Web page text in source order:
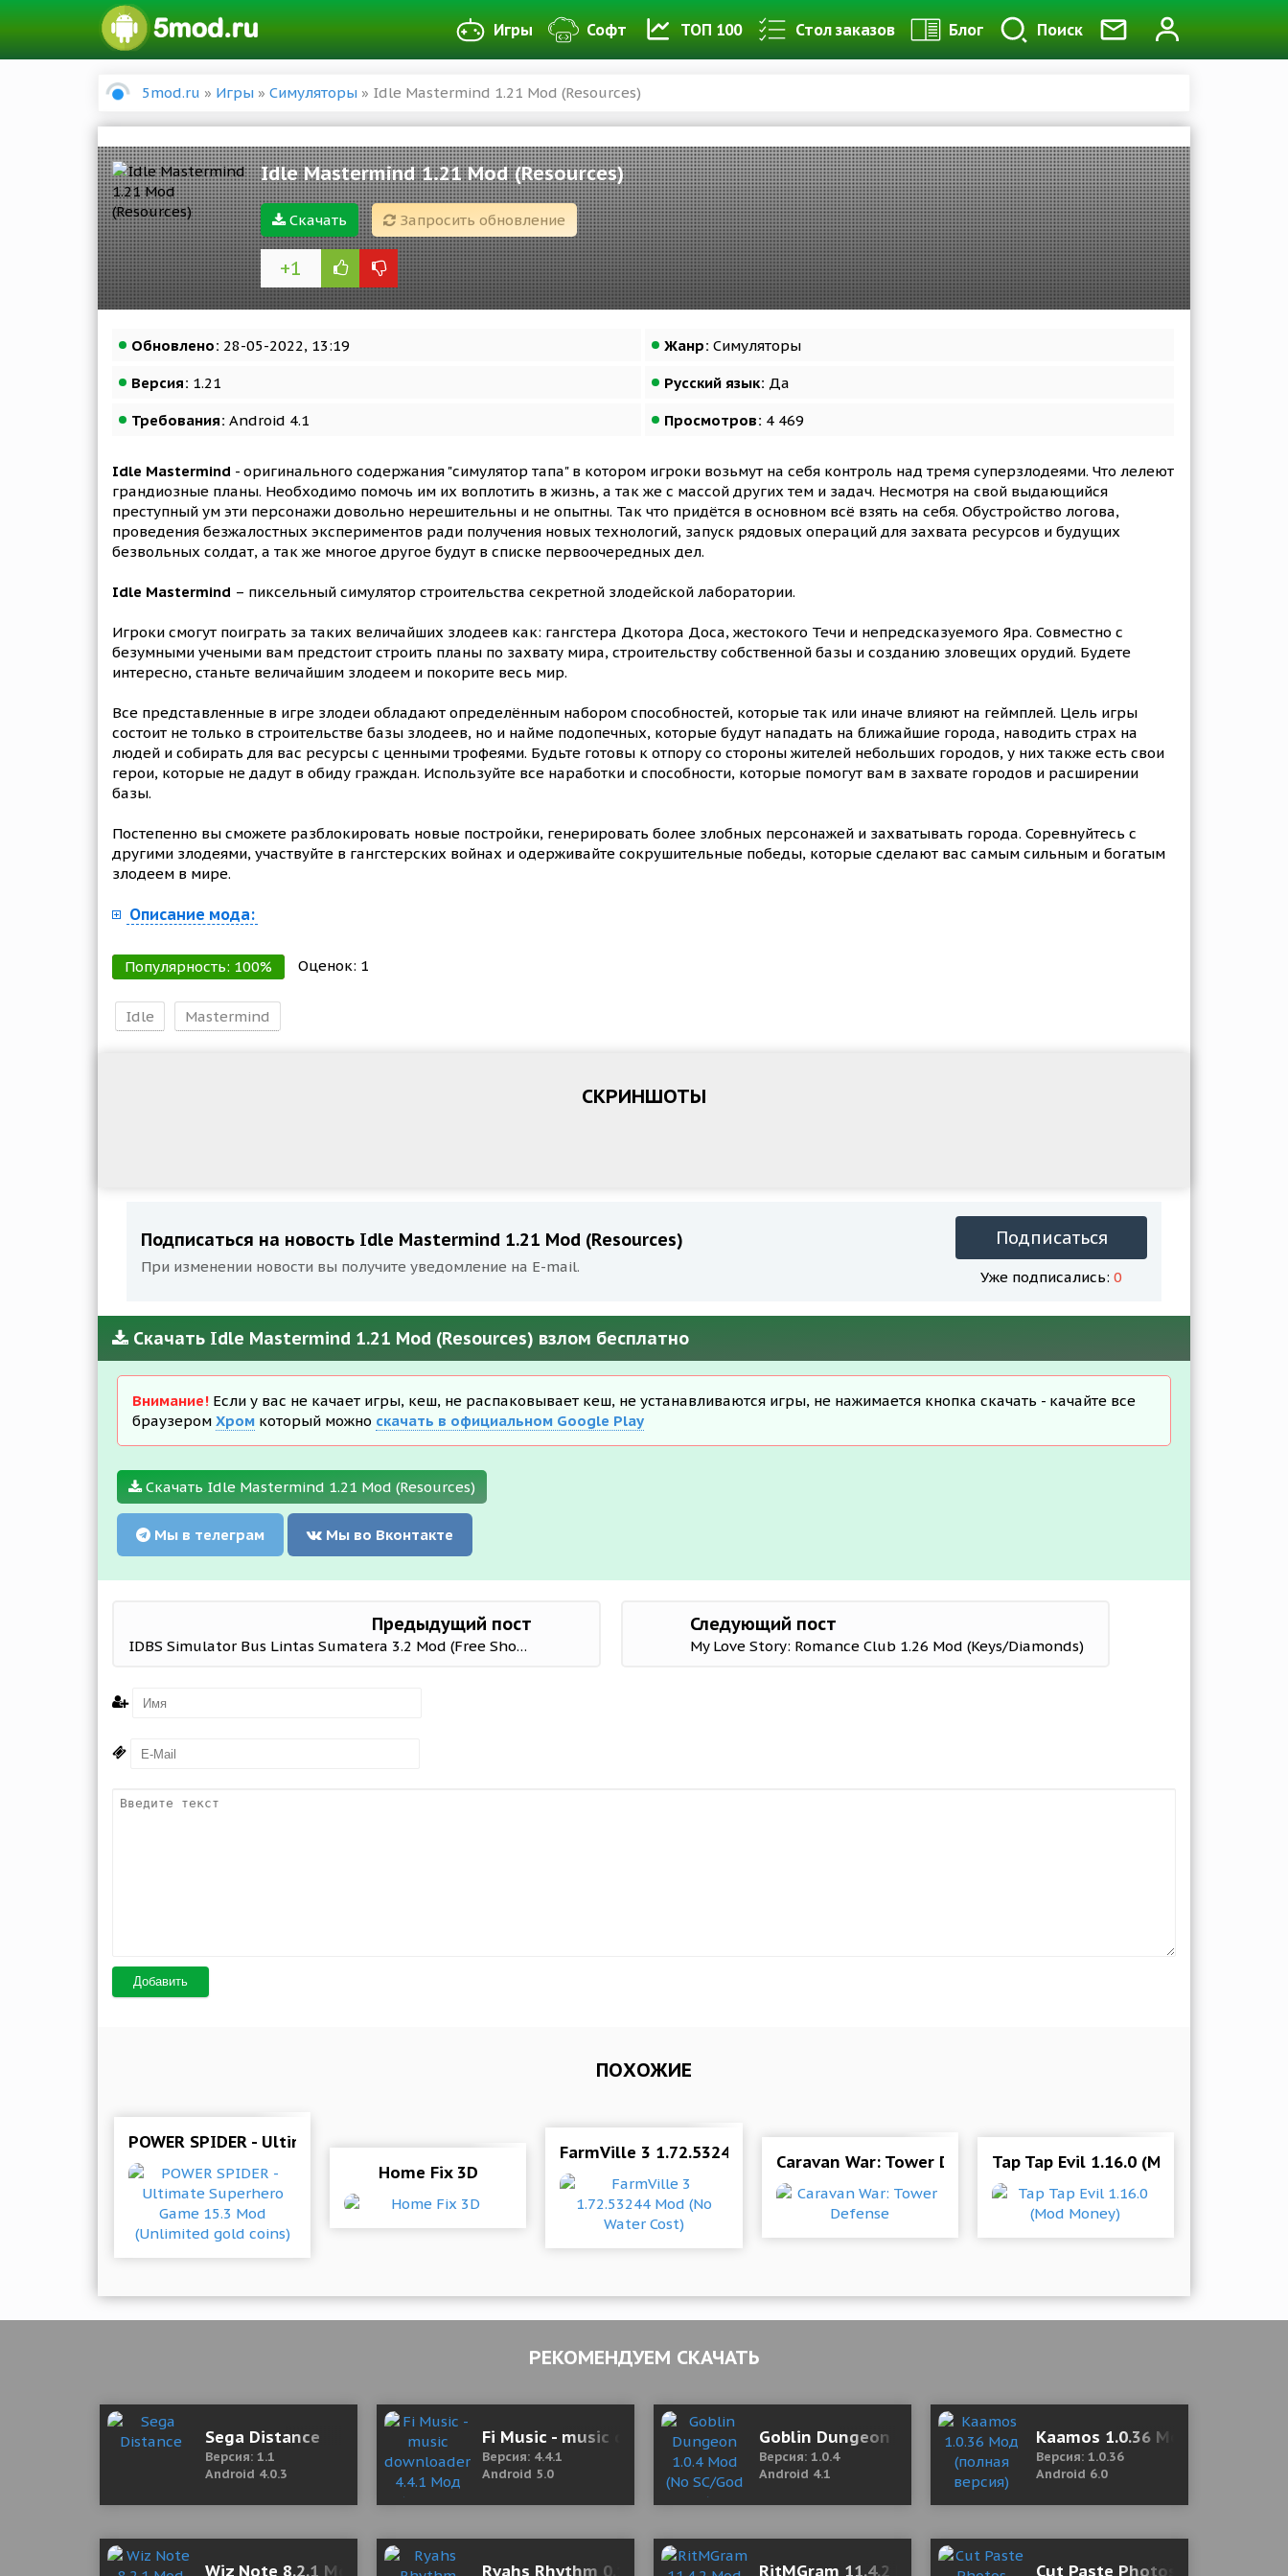
Игры Софт ТОП 100 Стол заказов Блог Поиск
5mod.ru » Игры » Симуляторы » Idle Mastermind 1.21 Mod (Resources)
Idle Mastermind 1.21 Mod (Resources)
Скачать Запросить обновление
+1
Обновлено: 28-05-2022, 13:19 Жанр: Симуляторы
Версия: 1.21 Русский язык: Да
Требования: Android 4.1 Просмотров: 4 469
Idle Mastermind - оригинального содержания "симулятор тапа" в котором игроки возьмут на себя контроль над тремя суперзлодеями. Что лелеют
грандиозные планы. Необходимо помочь им их воплотить в жизнь, а так же с массой других тем и задач. Несмотря на свой выдающийся
преступный ум эти персонажи довольно нерешительны и не опытны. Так что придётся в основном всё взять на себя. Обустройство логова,
проведения безжалостных экспериментов ради получения новых технологий, запуск рядовых операций для захвата ресурсов и будущих
безвольных солдат, а так же многое другое будут в списке первоочередных дел.
Idle Mastermind – пиксельный симулятор строительства секретной злодейской лаборатории.
Игроки смогут поиграть за таких величайших злодеев как: гангстера Дкотора Доса, жестокого Течи и непредсказуемого Яра. Совместно с
безумными учеными вам предстоит строить планы по захвату мира, строительству собственной базы и созданию зловещих орудий. Будете
интересно, станьте величайшим злодеем и покорите весь мир.
Все представленные в игре злодеи обладают определённым набором способностей, которые так или иначе влияют на геймплей. Цель игры
состоит не только в строительстве базы злодеев, но и найме подопечных, которые будут нападать на ближайшие города, наводить страх на
людей и собирать для вас ресурсы с ценными трофеями. Будьте готовы к отпору со стороны жителей небольших городов, у них также есть свои
герои, которые не дадут в обиду граждан. Используйте все наработки и способности, которые помогут вам в захвате городов и расширении
базы.
Постепенно вы сможете разблокировать новые постройки, генерировать более злобных персонажей и захватывать города. Соревнуйтесь с
другими злодеями, участвуйте в гангстерских войнах и одерживайте сокрушительные победы, которые сделают вас самым сильным и богатым
злодеем в мире.
Описание мода:
Популярность: 100% Оценок: 1
Idle Mastermind
СКРИНШОТЫ
Подписаться на новость Idle Mastermind 1.21 Mod (Resources)
При изменении новости вы получите уведомление на E-mail.
Подписаться
Уже подписались: 0
Скачать Idle Mastermind 1.21 Mod (Resources) взлом бесплатно
Внимание! Если у вас не качает игры, кеш, не распаковывает кеш, не устанавливаются игры, не нажимается кнопка скачать - качайте все
браузером Хром который можно скачать в официальном Google Play
Скачать Idle Mastermind 1.21 Mod (Resources)
Мы в телеграм Мы во Вконтакте
Предыдущий пост
IDBS Simulator Bus Lintas Sumatera 3.2 Mod (Free Shopping)
Следующий пост
My Love Story: Romance Club 1.26 Mod (Keys/Diamonds)
Добавить
ПОХОЖИЕ
POWER SPIDER - Ultimate Superhero Game 15.3 Mod (Unlimited gold coins)
Home Fix 3D
FarmVille 3 1.72.53244 Mod (No Water Cost)
Caravan War: Tower DefenseTap Tap Evil 1.16.0 (Mod Money)
РЕКОМЕНДУЕМ СКАЧАТЬ
Sega Distance
Версия: 1.1
Android 4.0.3
Fi Music - music downloader 4.4.1 Мод (полная версия)
Версия: 4.4.1
Android 5.0
Goblin Dungeon 1.0.4 Mod (No SC/God Mod/One Hit Skill)
Версия: 1.0.4
Android 4.1
Kaamos 1.0.36 Мод (полная
Версия: 1.0.36
Android 6.0
Wiz Note 8.2.1 Mod (Unlocked) Ryahs Rhythm 0.17.62 b391 (Mod Money)RitMGram 11.4.2 Mod (No ads) Cut Paste Photos 9.21.1 Mod